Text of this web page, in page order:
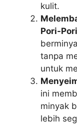
kulit.
Pori-Pori
tanpa
untuk
ini
minyak
lebih